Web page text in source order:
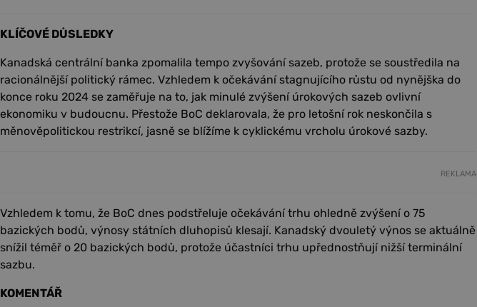
KLÍČOVÉ DŮSLEDKY
Kanadská centrální banka zpomalila tempo zvyšování sazeb, protože se soustředila na
racionálnější politický rámec. Vzhledem k očekávání stagnujícího růstu od nynějška do
konce roku 2024 se zaměřuje na to, jak minulé zvýšení úrokových sazeb ovlivní
ekonomiku v budoucnu. Přestože BoC deklarovala, že pro letošní rok neskončila s
měnověpolitickou restrikcí, jasně se blížíme k cyklickému vrcholu úrokové sazby.
REKLAMA
Vzhledem k tomu, že BoC dnes podstřeluje očekávání trhu ohledně zvýšení o 75
bazických bodů, výnosy státních dluhopisů klesají. Kanadský dvouletý výnos se aktuálně
snížil téměř o 20 bazických bodů, protože účastníci trhu upřednostňují nižší terminální
sazbu.
KOMENTÁŘ